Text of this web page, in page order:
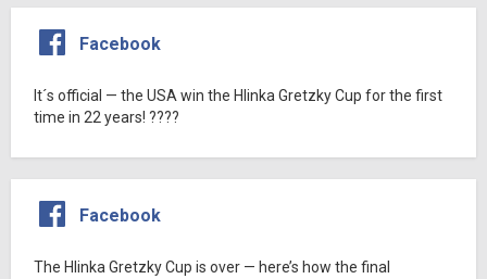
Facebook
It´s official — the USA win the Hlinka Gretzky Cup for the first
time in 22 years! ????
Facebook
The Hlinka Gretzky Cup is over — here’s how the final